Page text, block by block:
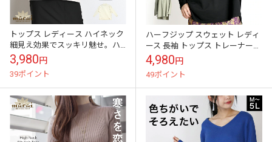
トップス レディース ハイネック
細見え効果でスッキリ魅せ。ハ
イネックニットプルオーバーニ
ット プルオーバー リブニット 長
袖 秋...
3,980円
39ポイント
ハーフジップ スウェット レディ
ース 長袖 トップス トレーナー
ゆったりいきましょう。ハーフ
ジップスウェット コットン 綿 フ
ァ...
4,980円
49ポイント